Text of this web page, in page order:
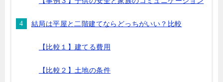
結局は平屋と二階建てならどっちがいい？比較
【比較１】建てる費用
【比較２】土地の条件